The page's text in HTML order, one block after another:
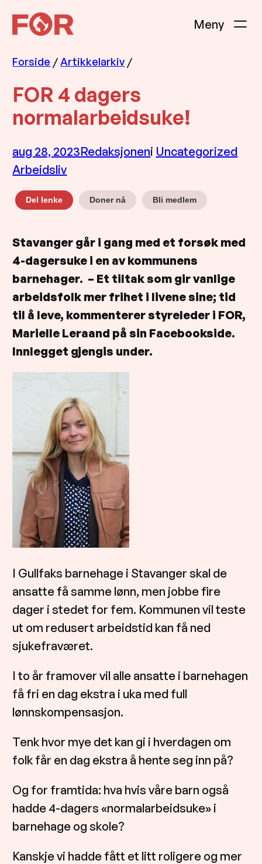
Hopp
til
Forside /Artikkelarkiv /
FOR 4 dagers
normalarbeidsuke!
aug 28, 2023Redaksjoneni Uncategorized
Arbeidsliv
Del lenke Doner nå Bli medlem
Stavanger går i gang med et forsøk med
4-dagersuke i en av kommunens
barnehager. – Et tiltak som gir vanlige
arbeidsfolk mer frihet i livene sine; tid
til å leve, kommenterer styreleder i FOR,
Marielle Leraand på sin Facebookside.
Innlegget gjengis under.
I Gullfaks barnehage i Stavanger skal de
ansatte få samme lønn, men jobbe fire
dager i stedet for fem. Kommunen vil teste
ut om redusert arbeidstid kan få ned
sjukefraværet.
I to år framover vil alle ansatte i barnehagen
få fri en dag ekstra i uka med full
lønnskompensasjon.
Tenk hvor mye det kan gi i hverdagen om
folk får en dag ekstra å hente seg inn på?
Og for framtida: hva hvis våre barn også
hadde 4-dagers «normalarbeidsuke» i
barnehage og skole?
Kanskje vi hadde fått et litt roligere og mer